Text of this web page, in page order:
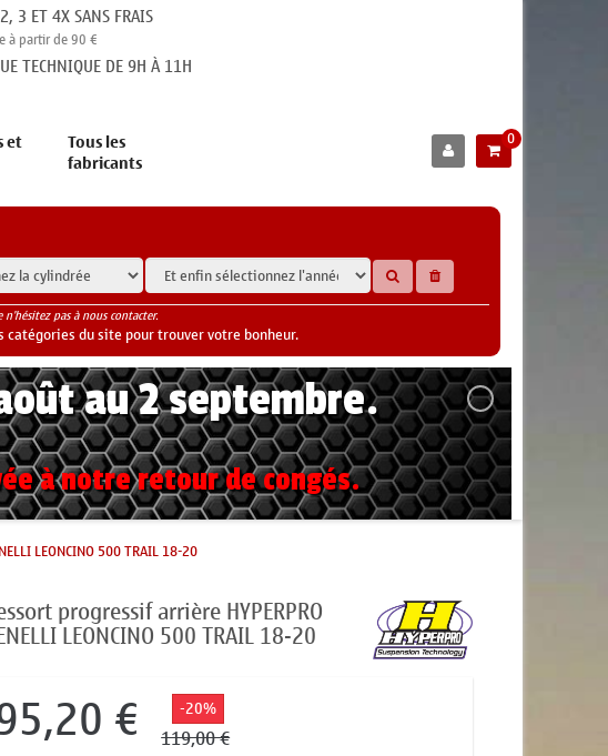
3 ET 4X SANS FRAIS
à partir de 90 €
TECHNIQUE DE 9H À 11H
et Tous les
fabricants
0
pas à nous contacter.
catégories du site pour trouver votre bonheur.
au 2 septembre.
à notre retour de congés.
LEONCINO 500 TRAIL 18-20
progressif arrière HYPERPRO
LEONCINO 500 TRAIL 18-20
€ -20%
119,00 €